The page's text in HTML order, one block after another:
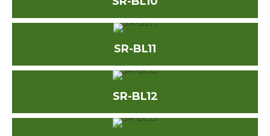
SR-BL11
SR-BL12